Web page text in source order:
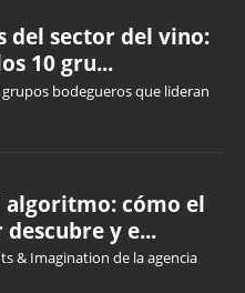
del sector del vino:
10 gru...
bodegueros que lideran
algoritmo: cómo el
y e...
& Imagination de la agencia